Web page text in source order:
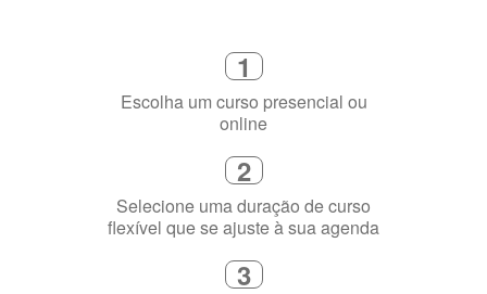
1
Escolha um curso presencial ou
online
2
Selecione uma duração de curso
flexível que se ajuste à sua agenda
3